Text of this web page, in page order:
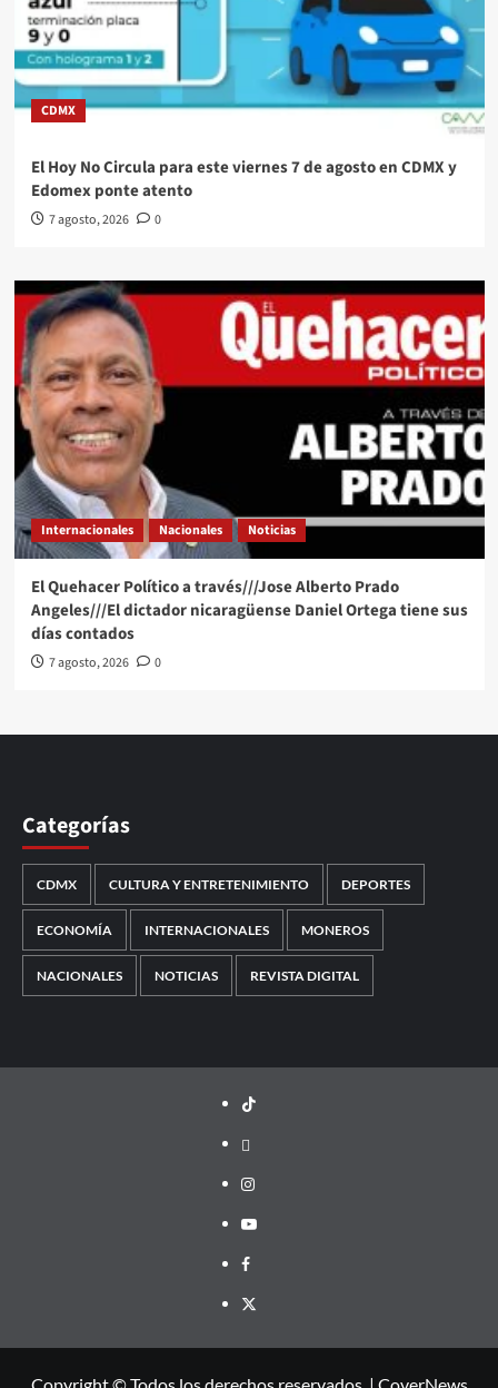
CDMX
El Hoy No Circula para este viernes 7 de agosto en CDMX y
Edomex ponte atento
7 agosto, 2026 0
Internacionales Nacionales Noticias
El Quehacer Político a través///Jose Alberto Prado
Angeles///El dictador nicaragüense Daniel Ortega tiene sus
días contados
7 agosto, 2026 0
Categorías
CDMX CULTURA Y ENTRETENIMIENTO DEPORTES
ECONOMÍA INTERNACIONALES MONEROS
NACIONALES NOTICIAS REVISTA DIGITAL
TikTok
threads
Instagram
Youtube
Facebook
X